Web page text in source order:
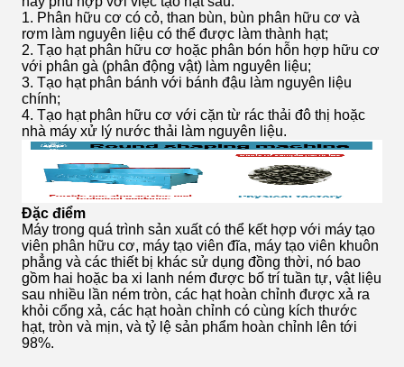
1. Phân hữu cơ có cỏ, than bùn, bùn phân hữu cơ và
rơm làm nguyên liệu có thể được làm thành hạt;
2. Tạo hạt phân hữu cơ hoặc phân bón hỗn hợp hữu cơ
với phân gà (phân động vật) làm nguyên liệu;
3. Tạo hạt phân bánh với bánh đậu làm nguyên liệu
chính;
4. Tạo hạt phân hữu cơ với cặn từ rác thải đô thị hoặc
nhà máy xử lý nước thải làm nguyên liệu.
Đặc điểm
Máy trong quá trình sản xuất có thể kết hợp với máy tạo
viên phân hữu cơ, máy tạo viên đĩa, máy tạo viên khuôn
phẳng và các thiết bị khác sử dụng đồng thời, nó bao
gồm hai hoặc ba xi lanh ném được bố trí tuần tự, vật liệu
sau nhiều lần ném tròn, các hạt hoàn chỉnh được xả ra
khỏi cổng xả, các hạt hoàn chỉnh có cùng kích thước
hạt, tròn và mịn, và tỷ lệ sản phẩm hoàn chỉnh lên tới
98%.